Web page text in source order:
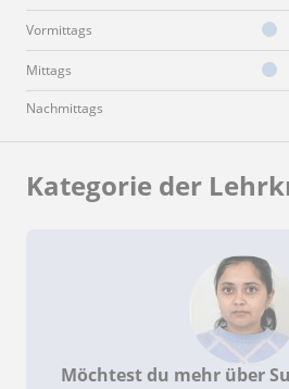
Vormittags
Mittags
Nachmittags
Kategorie der
Möchtest du mehr über